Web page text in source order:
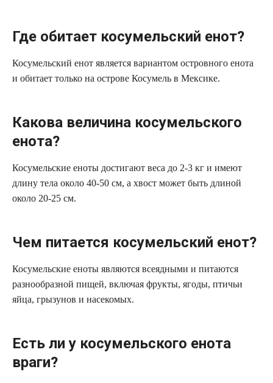
Где обитает косумельский енот?
Косумельский енот является вариантом островного енота
и обитает только на острове Косумель в Мексике.
Какова величина косумельского
енота?
Косумельские еноты достигают веса до 2-3 кг и имеют
длину тела около 40-50 см, а хвост может быть длиной
около 20-25 см.
Чем питается косумельский енот?
Косумельские еноты являются всеядными и питаются
разнообразной пищей, включая фрукты, ягоды, птичьи
яйца, грызунов и насекомых.
Есть ли у косумельского енота
враги?